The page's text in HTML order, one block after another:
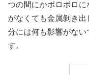
つの間にかボロボロ
がなくても金属剝き
分には何も影響がない
す。